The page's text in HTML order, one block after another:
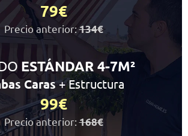
79€
Precio anterior:134€
ESTÁNDAR 4-7M²
Caras+ Estructura
99€
Precio anterior:168€